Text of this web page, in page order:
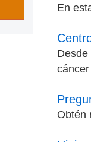
En
Obtén